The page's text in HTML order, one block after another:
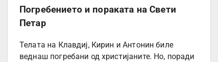
Погребението и пораката на Свети
Петар
Телата на Клавдиј, Кирин и Антонин биле
веднаш погребани од христијаните. Но, поради